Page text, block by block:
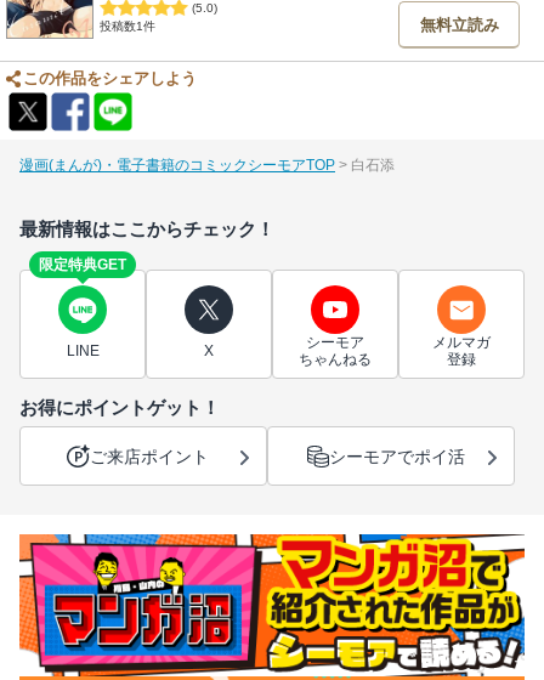
(5.0)
投稿数1件
無料立読み
この作品をシェアしよう
漫画(まんが)・電子書籍のコミックシーモアTOP 白石添
最新情報はここからチェック！
限定特典GET
LINE X
シーモア
ちゃんねる
メルマガ
登録
お得にポイントゲット！
ご来店ポイント シーモアでポイ活